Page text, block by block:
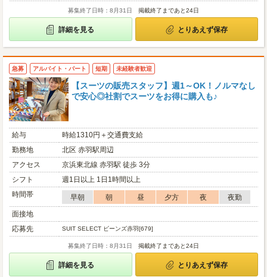
募集終了日時：8月31日 掲載終了まであと24日
詳細を見る とりあえず保存
急募 アルバイト・パート 短期 未経験者歓迎
【スーツの販売スタッフ】週1～OK！ノルマなし
で安心◎社割でスーツをお得に購入も♪
給与
時給1310円＋交通費支給
勤務地
北区 赤羽駅周辺
アクセス
京浜東北線 赤羽駅 徒歩 3分
シフト
週1日以上 1日1時間以上
時間帯
早朝 朝 昼 夕方 夜
夜勤
面接地
応募先
SUIT SELECT ビーンズ赤羽[679]
募集終了日時：8月31日 掲載終了まであと24日
詳細を見る とりあえず保存